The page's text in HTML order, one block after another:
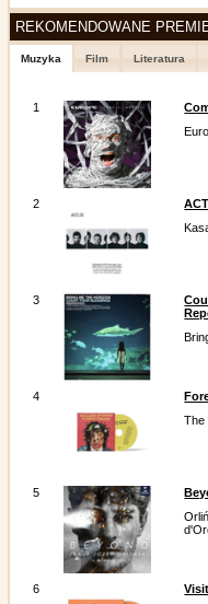
REKOMENDOWANE
Muzyka Film Literatura
1
2
3
4
The
5
6